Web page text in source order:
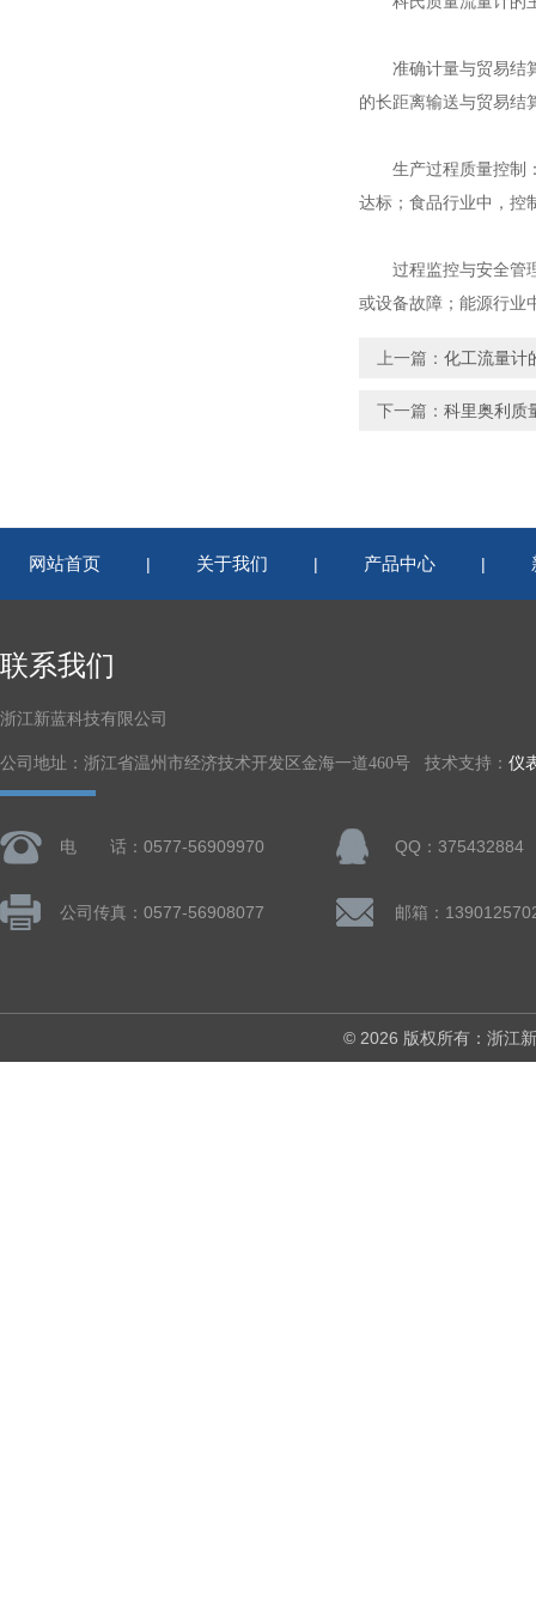
准确计量与贸易结算
的长距离输送与贸易结
生产过程质量控制：
达标；食品行业中，控
过程监控与安全管理
或设备故障；能源行业
上一篇： 化工流量计
下一篇： 科里奥利质
网站首页 | 关于我们 | 产品中心 |
联系我们
浙江新蓝科技有限公司
公司地址：浙江省温州市经济技术开发区金海一道460号 技术支持： 仪
电 话：0577-56909970 QQ：375432884
公司传真：0577-56908077
© 2026 版权所有：浙江